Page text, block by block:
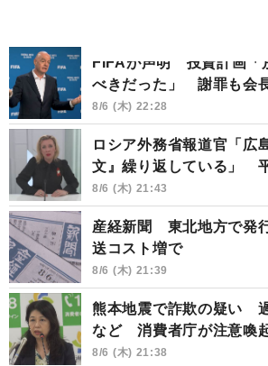
FIFAが声明 投資計画「
べきだった」 謝罪も会
8/6 (木) 22:28
ロシア外務省報道官「広
文』繰り返している」
8/6 (木) 21:43
産経新聞 東北地方で発
送コスト増で
8/6 (木) 21:39
熊本地震で詐欺の疑い
など 消費者庁が注意喚
8/6 (木) 21:38